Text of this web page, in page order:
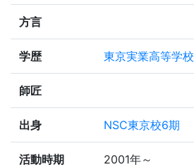
方言
学歴 東京実業高等学校
師匠
出身 NSC東京校6期
活動時期 2001年～